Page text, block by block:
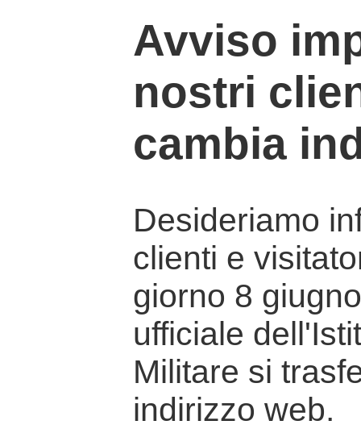
Avviso
nostri
cambia
Desideriamo
clienti e
giorno 8
ufficiale
Militare si
indirizzo web.